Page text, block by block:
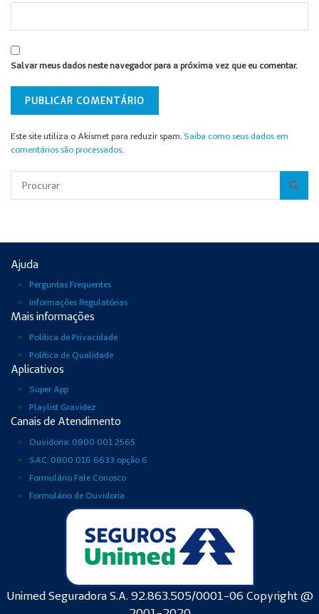
Salvar meus dados neste navegador para a próxima vez que eu comentar.
Este site utiliza o Akismet para reduzir spam. Saiba como seus dados em
comentários são processados
Ajuda
Perguntas Frequentes
informações Regulatórias
Mais informações
Política de Privacidade
Política de Qualidade
Aplicativos
Super App
Playlist Gravidez
Canais de Atendimento
Ouvidoria: 0800 001 2565
SAC: 0800 016 6633 opção 6
Formulário Fale Conosco
Formulário de Ouvidoria
Unimed Seguradora S.A. 92.863.505/0001-06 Copyright @